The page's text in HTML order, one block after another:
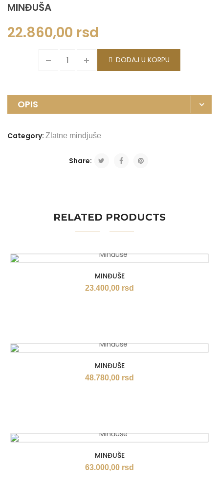
MINĐUŠA
22.860,00 rsd
DODAJ U KORPU
OPIS
Category: Zlatne mindjuše
Share:
RELATED PRODUCTS
MINĐUŠE
23.400,00 rsd
MINĐUŠE
48.780,00 rsd
MINĐUŠE
63.000,00 rsd